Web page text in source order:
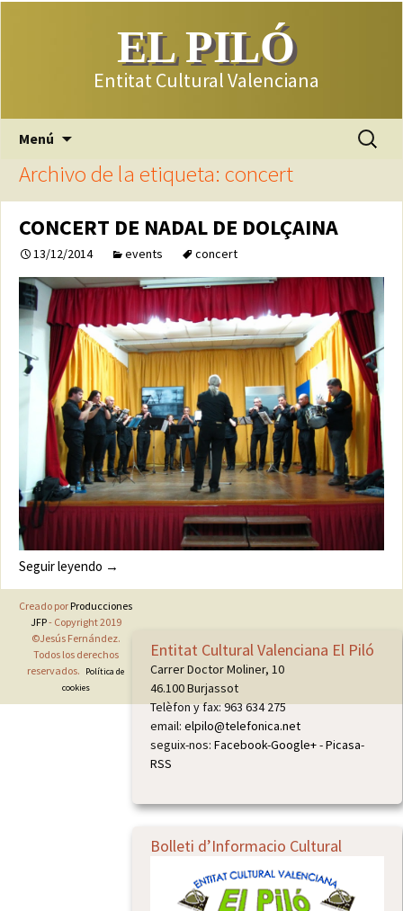
EL PILÓ
Entitat Cultural Valenciana
Menú
contenido
Buscar:
Archivo de la etiqueta: concert
CONCERT DE NADAL DE DOLÇAINA
13/12/2014 events concert
Seguir leyendo CONCERT DE NADAL DE DOLÇAINA
→
Entitat Cultural Valenciana El Piló
Carrer Doctor Moliner, 10
46.100 Burjassot
Telèfon y fax: 963 634 275
email: elpilo@telefonica.net
seguix-nos: Facebook-Google+-Picasa-
RSS
Bolleti d’Informacio Cultural
Creado por Producciones
JFP- Copyright 2019
©Jesús Fernández.
Todos los derechos
reservados.
Política de
cookies